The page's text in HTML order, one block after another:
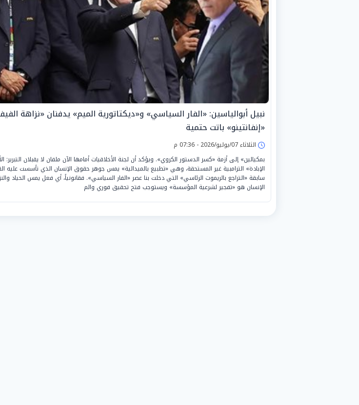
نبيل أبوالياسين: «الفار السياسي» و«ديكتاتورية الميم» يدفنان «نزاهة
«إنفانتينو» باتت حتمية
الثلاثاء 07/يوليو/2026 - 07:36 م
بمكيالين» إلى أزمة «كسر الدستور الكروي». ويؤكد أن لجنة الأخلاقيات أمامها الآن ملفان لا يقبلان التبرير:
الإبادة» الترامبية غير المستحقة، وهي «تطبيع بالميدالية» يمس جوهر حقوق الإنسان الذي تأسست عليه
سابقة «التراجع بالريموت الرئاسي» التي دخلت بنا عصر «الفار السياسي». فقانونياً، أي فعل يمس الحياد
الإنسان هو «تفجير لشرعية المؤسسة» ويستوجب فتح تحقيق فوري والم